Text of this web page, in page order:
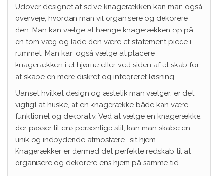
Udover designet af selve knagerækken kan man også
overveje, hvordan man vil organisere og dekorere
den. Man kan vælge at hænge knagerækken op på
en tom væg og lade den være et statement piece i
rummet. Man kan også vælge at placere
knagerækken i et hjørne eller ved siden af et skab for
at skabe en mere diskret og integreret løsning.
Uanset hvilket design og æstetik man vælger, er det
vigtigt at huske, at en knagerække både kan være
funktionel og dekorativ. Ved at vælge en knagerække,
der passer til ens personlige stil, kan man skabe en
unik og indbydende atmosfære i sit hjem.
Knagerækker er dermed det perfekte redskab til at
organisere og dekorere ens hjem på samme tid.